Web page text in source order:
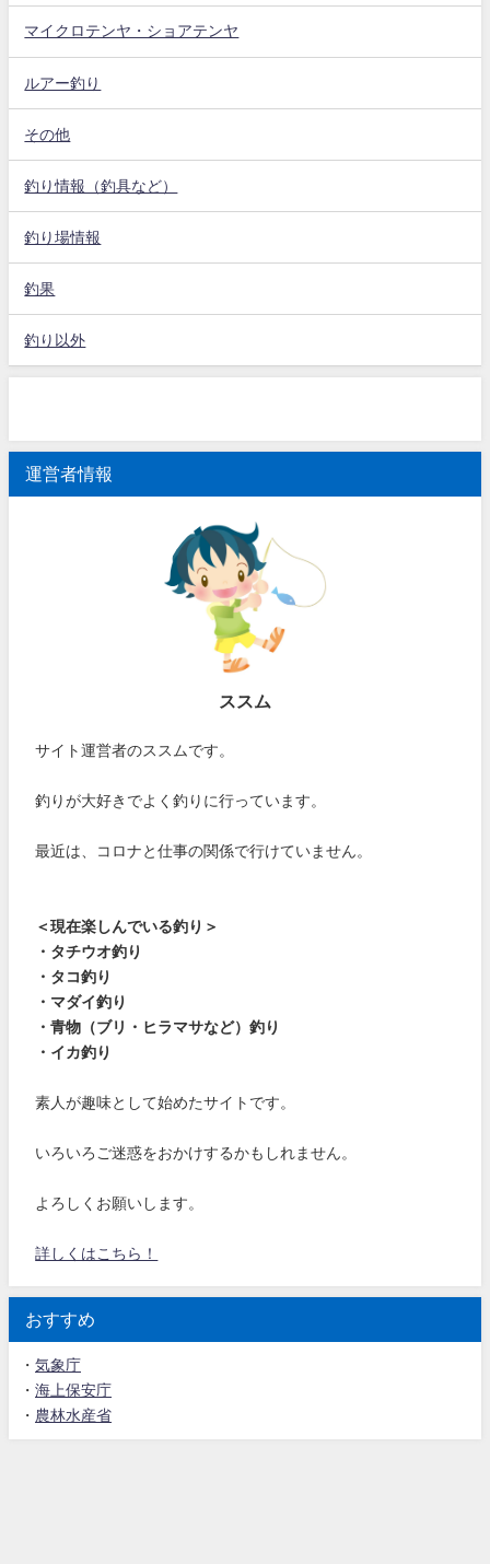
マイクロテンヤ・ショアテンヤ
ルアー釣り
その他
釣り情報（釣具など）
釣り場情報
釣果
釣り以外
運営者情報
ススム
サイト運営者のススムです。
釣りが大好きでよく釣りに行っています。
最近は、コロナと仕事の関係で行けていません。
＜現在楽しんでいる釣り＞
・タチウオ釣り
・タコ釣り
・マダイ釣り
・青物（ブリ・ヒラマサなど）釣り
・イカ釣り
素人が趣味として始めたサイトです。
いろいろご迷惑をおかけするかもしれません。
よろしくお願いします。
詳しくはこちら！
おすすめ
・ 気象庁
・ 海上保安庁
・ 農林水産省